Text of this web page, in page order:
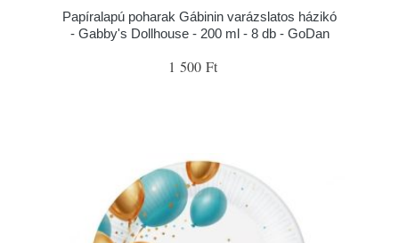
Papíralapú poharak Gábinin varázslatos házikó
- Gabby's Dollhouse - 200 ml - 8 db - GoDan
1 500 Ft